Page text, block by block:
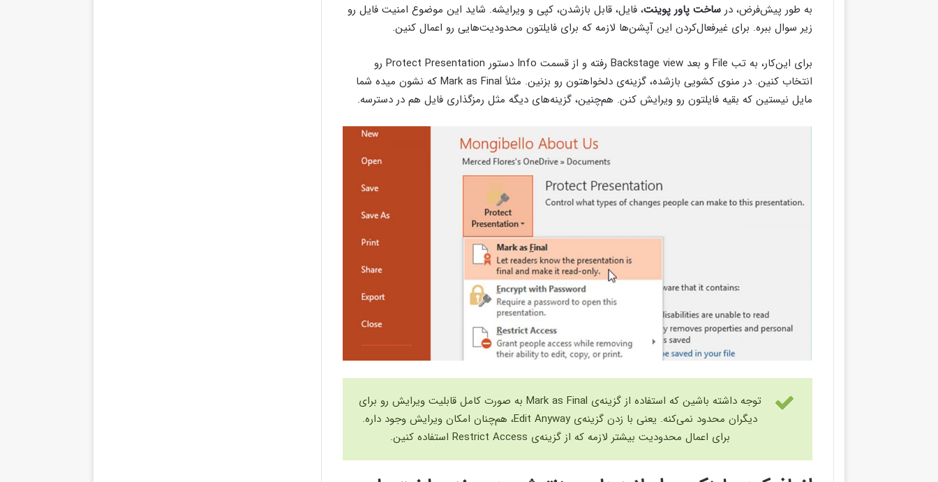
به طور پیش‌فرض، درساخت پاور پوینت، فایل، قابل بازشدن، کپی و ویرایشه. شاید این موضوع امنیت فایل رو
زیر سوال ببره. برای غیرفعال‌کردن این آپشن‌ها لازمه که برای فایلتون محدودیت‌هایی رو اعمال کنین.
برای این‌کار، به تب File و بعد Backstage view رفته و از قسمت Info دستور Protect Presentation رو
انتخاب کنین. در منوی کشویی بازشده، گزینه‌ی دلخواهتون رو بزنین. مثلاً Mark as Final که نشون میده شما
مایل نیستین که بقیه فایلتون رو ویرایش کنن. هم‌چنین، گزینه‌های دیگه مثل رمزگذاری فایل هم در دسترسه.
توجه داشته باشین که استفاده از گزینه‌ی Mark as Final به صورت کامل قابلیت ویرایش رو برای
دیگران محدود نمی‌کنه. یعنی با زدن گزینه‌ی Edit Anyway، هم‌چنان امکان ویرایش وجود داره.
برای اعمال محدودیت بیشتر لازمه که از گزینه‌ی Restrict Access استفاده کنین.